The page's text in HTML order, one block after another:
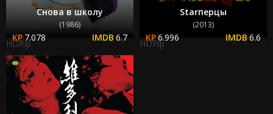
Снова в школу
(1986)
7.078 6.7
HDRip
Starперцы
(2013)
6.996 6.6
HDRip